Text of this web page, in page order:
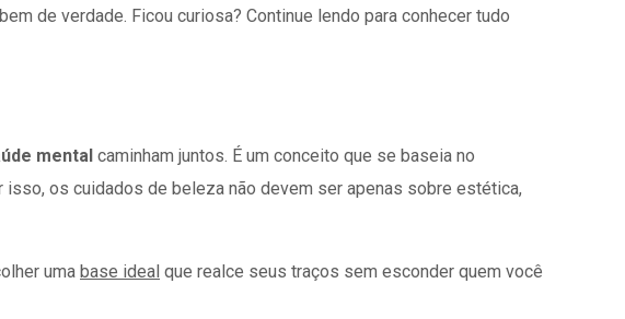
de verdade. Ficou curiosa? Continue lendo para conhecer tudo
mental caminham juntos. É um conceito que se baseia no
os cuidados de beleza não devem ser apenas sobre estética,
uma base ideal que realce seus traços sem esconder quem você